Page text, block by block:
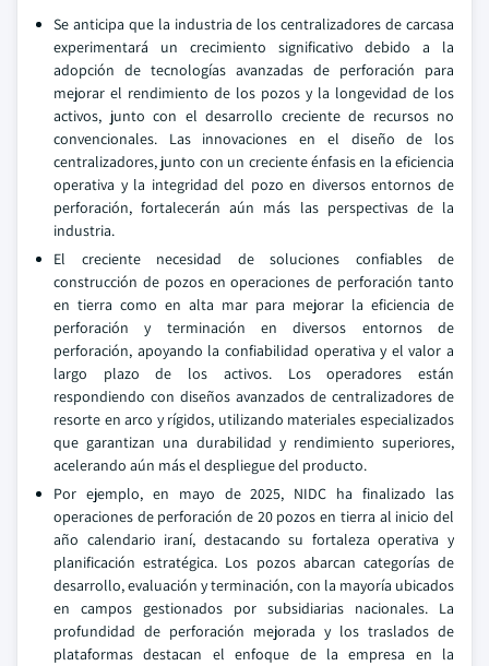
Se anticipa que la industria de los centralizadores de carcasa
experimentará un crecimiento significativo debido a la
adopción de tecnologías avanzadas de perforación para
mejorar el rendimiento de los pozos y la longevidad de los
activos, junto con el desarrollo creciente de recursos no
convencionales. Las innovaciones en el diseño de los
centralizadores, junto con un creciente énfasis en la eficiencia
operativa y la integridad del pozo en diversos entornos de
perforación, fortalecerán aún más las perspectivas de la
industria.
El creciente necesidad de soluciones confiables de
construcción de pozos en operaciones de perforación tanto
en tierra como en alta mar para mejorar la eficiencia de
perforación y terminación en diversos entornos de
perforación, apoyando la confiabilidad operativa y el valor a
largo plazo de los activos. Los operadores están
respondiendo con diseños avanzados de centralizadores de
resorte en arco y rígidos, utilizando materiales especializados
que garantizan una durabilidad y rendimiento superiores,
acelerando aún más el despliegue del producto.
Por ejemplo, en mayo de 2025, NIDC ha finalizado las
operaciones de perforación de 20 pozos en tierra al inicio del
año calendario iraní, destacando su fortaleza operativa y
planificación estratégica. Los pozos abarcan categorías de
desarrollo, evaluación y terminación, con la mayoría ubicados
en campos gestionados por subsidiarias nacionales. La
profundidad de perforación mejorada y los traslados de
plataformas destacan el enfoque de la empresa en la